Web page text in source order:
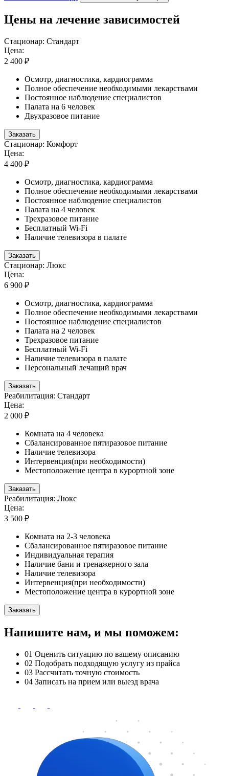
Цены на лечение зависимостей
Стационар: Стандарт
Цена:
2 400 ₽
Осмотр, диагностика, кардиограмма
Полное обеспечение необходимыми лекарствами
Постоянное наблюдение специалистов
Палата на 6 человек
Двухразовое питание
Заказать
Стационар: Комфорт
Цена:
4 400 ₽
Осмотр, диагностика, кардиограмма
Полное обеспечение необходимыми лекарствами
Постоянное наблюдение специалистов
Палата на 4 человек
Трехразовое питание
Бесплатный Wi-Fi
Наличие телевизора в палате
Заказать
Стационар: Люкс
Цена:
6 900 ₽
Осмотр, диагностика, кардиограмма
Полное обеспечение необходимыми лекарствами
Постоянное наблюдение специалистов
Палата на 2 человек
Трехразовое питание
Бесплатный Wi-Fi
Наличие телевизора в палате
Персональный лечащий врач
Заказать
Реабилитация: Стандарт
Цена:
2 000 ₽
Комната на 4 человека
Сбалансированное пятиразовое питание
Наличие телевизора
Интервенция(при необходимости)
Местоположение центра в курортной зоне
Заказать
Реабилитация: Люкс
Цена:
3 500 ₽
Комната на 2-3 человека
Сбалансированное пятиразовое питание
Индивидуальная терапия
Наличие бани и тренажерного зала
Наличие телевизора
Интервенция(при необходимости)
Местоположение центра в курортной зоне
Заказать
Напишите нам, и мы поможем:
01 Оценить ситуацию по вашему описанию
02 Подобрать подходящую услугу из прайса
03 Рассчитать точную стоимость
04 Записать на прием или выезд врача